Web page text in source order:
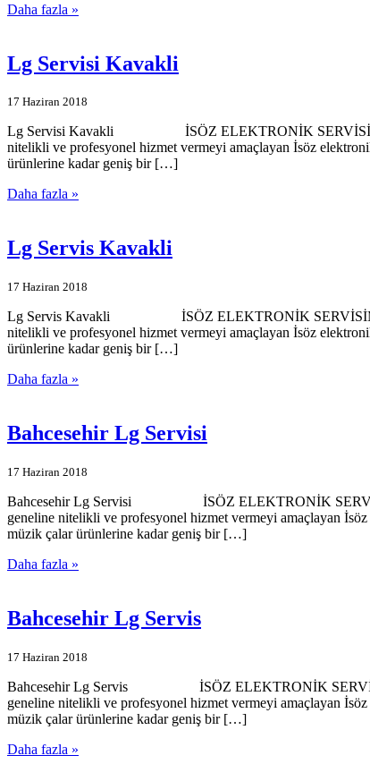
Daha fazla »
Lg Servisi Kavakli
17 Haziran 2018
Lg Servisi Kavakli İSÖZ ELEKTRONİK SERVİSİMİZE
nitelikli ve profesyonel hizmet vermeyi amaçlayan İsöz
ürünlerine kadar geniş bir […]
Daha fazla »
Lg Servis Kavakli
17 Haziran 2018
Lg Servis Kavakli İSÖZ ELEKTRONİK SERVİSİMİZE
nitelikli ve profesyonel hizmet vermeyi amaçlayan İsöz
ürünlerine kadar geniş bir […]
Daha fazla »
Bahcesehir Lg Servisi
17 Haziran 2018
Bahcesehir Lg Servisi İSÖZ ELEKTRONİK
geneline nitelikli ve profesyonel hizmet vermeyi amaçlayan
müzik çalar ürünlerine kadar geniş bir […]
Daha fazla »
Bahcesehir Lg Servis
17 Haziran 2018
Bahcesehir Lg Servis İSÖZ ELEKTRONİK
geneline nitelikli ve profesyonel hizmet vermeyi amaçlayan
müzik çalar ürünlerine kadar geniş bir […]
Daha fazla »